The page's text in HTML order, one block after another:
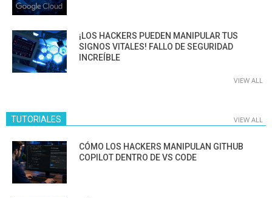
¡LOS HACKERS PUEDEN MANIPULAR TUS
SIGNOS VITALES! FALLO DE SEGURIDAD
INCREÍBLE
VIEW ALL
TUTORIALES VIEW ALL
CÓMO LOS HACKERS MANIPULAN GITHUB
COPILOT DENTRO DE VS CODE